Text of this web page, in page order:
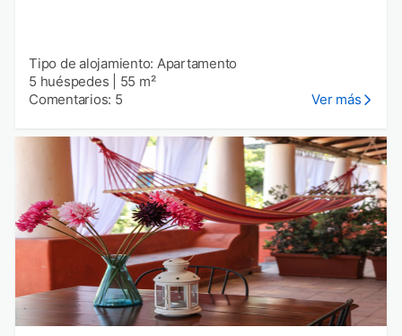
Tipo de alojamiento: Apartamento
5 huéspedes
55 m²
Comentarios: 5
Ver más